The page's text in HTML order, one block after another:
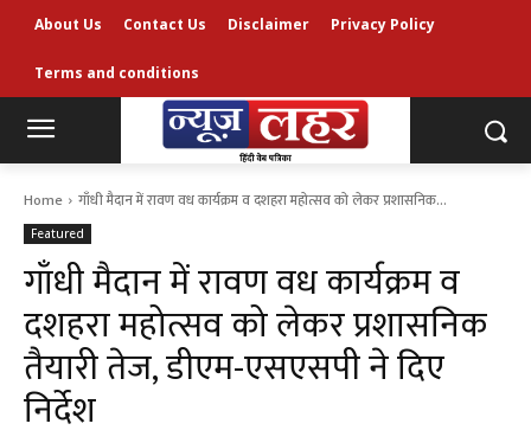
About Us Contact Us Disclaimer Privacy Policy
Terms and conditions
Home गाँधी मैदान में रावण वध कार्यक्रम व दशहरा महोत्सव को लेकर प्रशासनिक...
Featured
गाँधी मैदान में रावण वध कार्यक्रम व
दशहरा महोत्सव को लेकर प्रशासनिक
तैयारी तेज, डीएम-एसएसपी ने दिए
निर्देश